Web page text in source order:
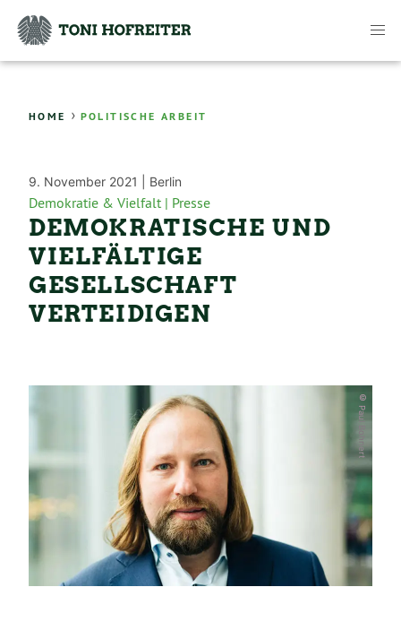
HOME › POLITISCHE ARBEIT
9. November 2021 | Berlin
Demokratie & Vielfalt | Presse
DEMOKRATISCHE UND
VIELFÄLTIGE
GESELLSCHAFT
VERTEIDIGEN
© Paul Bohnert